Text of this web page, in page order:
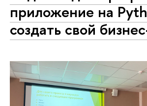
приложение на
создать свой